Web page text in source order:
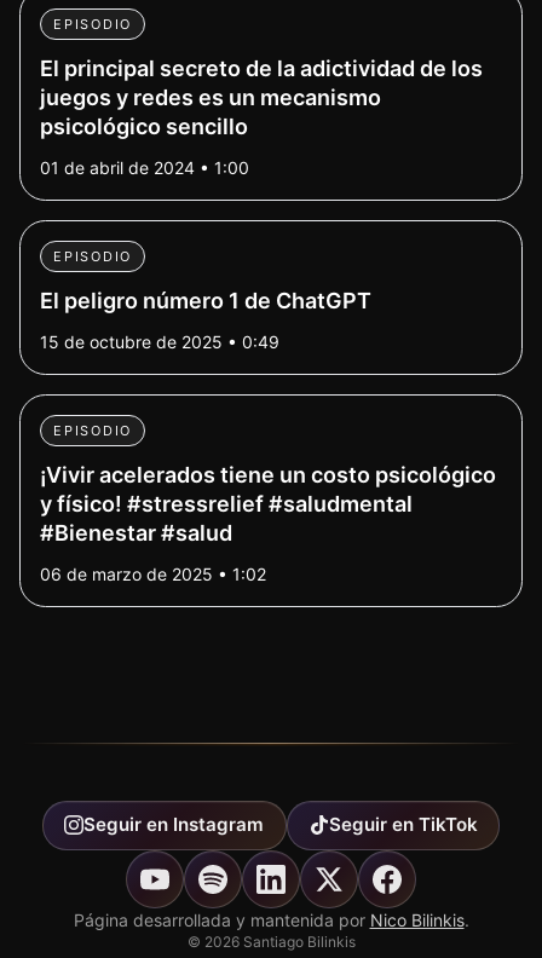
EPISODIO
El principal secreto de la adictividad de los
juegos y redes es un mecanismo
psicológico sencillo
01 de abril de 2024 • 1:00
EPISODIO
El peligro número 1 de ChatGPT
15 de octubre de 2025 • 0:49
EPISODIO
¡Vivir acelerados tiene un costo psicológico
y físico! #stressrelief #saludmental
#Bienestar #salud
06 de marzo de 2025 • 1:02
Seguir en Instagram Seguir en TikTok
Página desarrollada y mantenida por Nico Bilinkis.
© 2026Santiago Bilinkis